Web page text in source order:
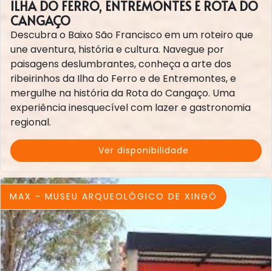
ILHA DO FERRO, ENTREMONTES E ROTA DO
CANGAÇO
Descubra o Baixo São Francisco em um roteiro que
une aventura, história e cultura. Navegue por
paisagens deslumbrantes, conheça a arte dos
ribeirinhos da Ilha do Ferro e de Entremontes, e
mergulhe na história da Rota do Cangaço. Uma
experiência inesquecível com lazer e gastronomia
regional.
Ver disponibilidade
MAX - MUSEU ARQUEOLÓGICO DE XINGÓ